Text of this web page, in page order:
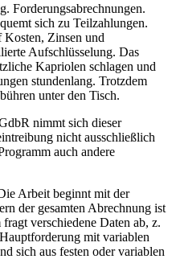
Forderungsabrechnungen.
sich zu Teilzahlungen.
Kosten, Zinsen und
Aufschlüsselung. Das
Kapriolen schlagen und
stundenlang. Trotzdem
unter den Tisch.
nimmt sich dieser
nicht ausschließlich
auch andere
Arbeit beginnt mit der
der gesamten Abrechnung ist
verschiedene Daten ab, z.
mit variablen
sich aus festen oder variablen